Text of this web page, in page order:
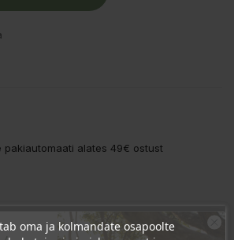
pakiautomaati alates 49€ ostust
KIRJELDUS
oma ja kolmandate osapoolte